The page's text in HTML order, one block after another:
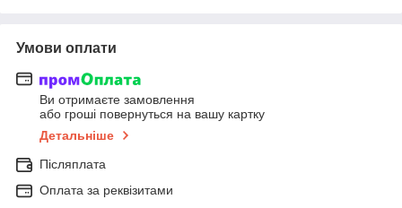
Умови оплати
Ви отримаєте замовлення
або гроші повернуться на вашу картку
Детальніше
Післяплата
Оплата за реквізитами